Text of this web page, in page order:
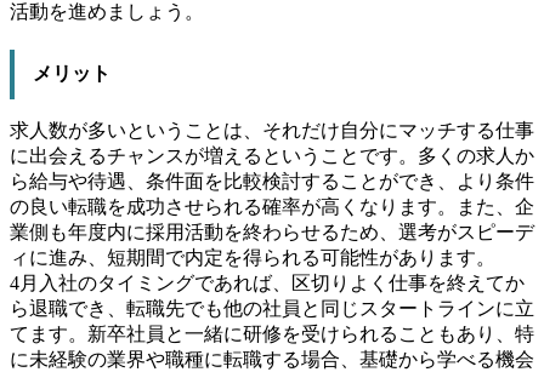
活動を進めましょう。
メリット
求人数が多いということは、それだけ自分にマッチする仕事
に出会えるチャンスが増えるということです。多くの求人か
ら給与や待遇、条件面を比較検討することができ、より条件
の良い転職を成功させられる確率が高くなります。また、企
業側も年度内に採用活動を終わらせるため、選考がスピーデ
ィに進み、短期間で内定を得られる可能性があります。
4月入社のタイミングであれば、区切りよく仕事を終えてか
ら退職でき、転職先でも他の社員と同じスタートラインに立
てます。新卒社員と一緒に研修を受けられることもあり、特
に未経験の業界や職種に転職する場合、基礎から学べる機会